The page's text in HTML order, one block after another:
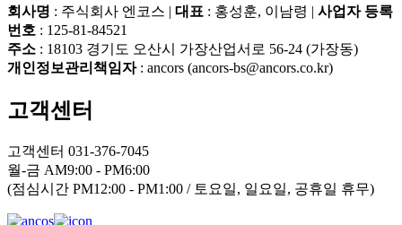
회사명 : 주식회사 엔코스 | 대표 : 홍성훈, 이남령 | 사업자 등록
번호 : 125-81-84521
주소 : 18103 경기도 오산시 가장산업서로 56-24 (가장동)
개인정보관리책임자: ancors (ancors-bs@ancors.co.kr)
고객센터
고객센터 031-376-7045
월-금 AM9:00 - PM6:00
(점심시간 PM12:00 - PM1:00 / 토요일, 일요일, 공휴일 휴무)